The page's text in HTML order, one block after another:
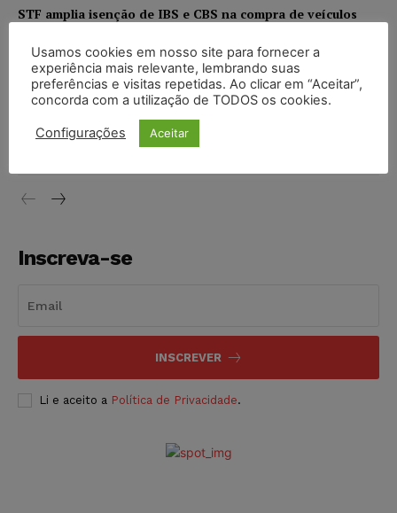
STF amplia isenção de IBS e CBS na compra de veículos
níveis
DIREITO TRIBUTÁRIO 07/08/2026
vendia canetas emagrecedoras no local de trabalho
Inscreva-se
INSCREVER
Li e aceito a Política de Privacidade.
Usamos cookies em nosso site para fornecer a
experiência mais relevante, lembrando suas
preferências e visitas repetidas. Ao clicar em “Aceitar”,
concorda com a utilização de TODOS os cookies.
Configurações Aceitar